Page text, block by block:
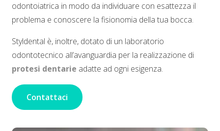
odontoiatrica in modo da individuare con esattezza il
problema e conoscere la fisionomia della tua bocca.
Styldental è, inoltre, dotato di un laboratorio
odontotecnico all’avanguardia per la realizzazione di
protesi dentarie adatte ad ogni esigenza.
Contattaci